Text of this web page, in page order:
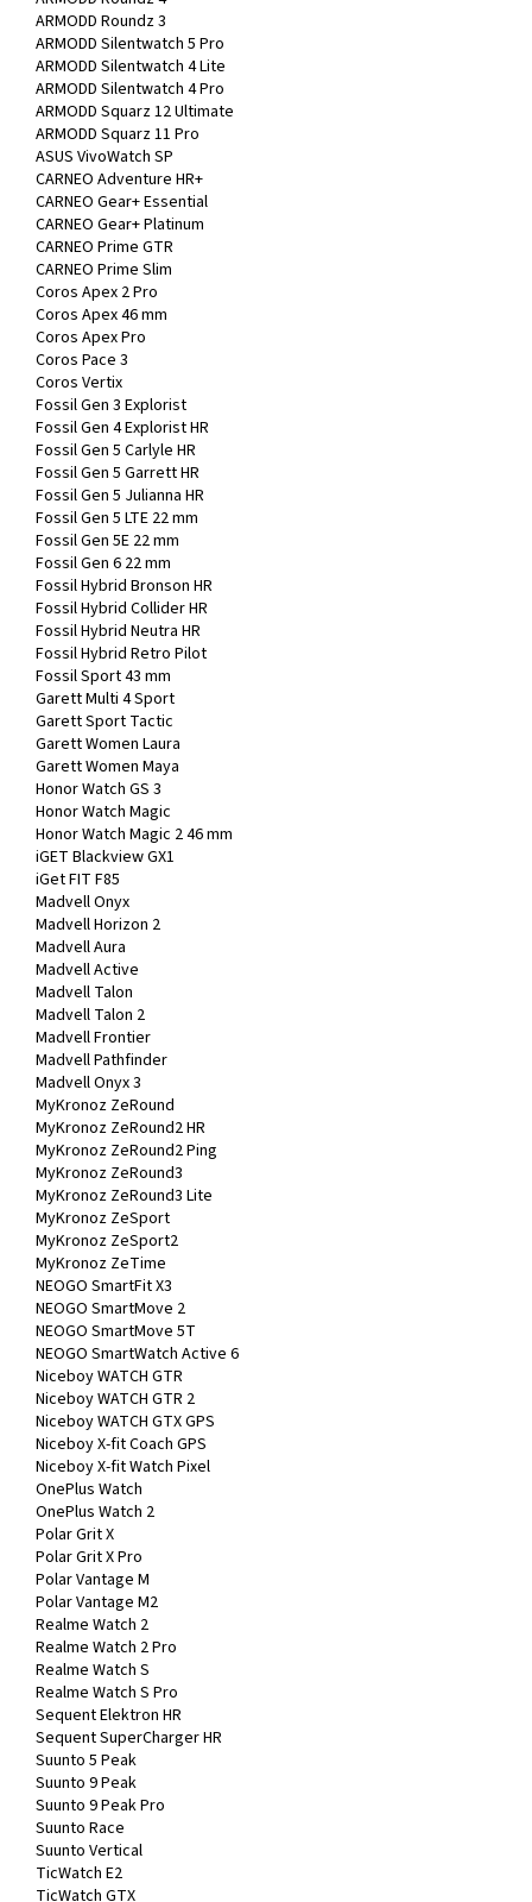
ARMODD Roundz 3
ARMODD Silentwatch 5 Pro
ARMODD Silentwatch 4 Lite
ARMODD Silentwatch 4 Pro
ARMODD Squarz 12 Ultimate
ARMODD Squarz 11 Pro
ASUS VivoWatch SP
CARNEO Adventure HR+
CARNEO Gear+ Essential
CARNEO Gear+ Platinum
CARNEO Prime GTR
CARNEO Prime Slim
Coros Apex 2 Pro
Coros Apex 46 mm
Coros Apex Pro
Coros Pace 3
Coros Vertix
Fossil Gen 3 Explorist
Fossil Gen 4 Explorist HR
Fossil Gen 5 Carlyle HR
Fossil Gen 5 Garrett HR
Fossil Gen 5 Julianna HR
Fossil Gen 5 LTE 22 mm
Fossil Gen 5E 22 mm
Fossil Gen 6 22 mm
Fossil Hybrid Bronson HR
Fossil Hybrid Collider HR
Fossil Hybrid Neutra HR
Fossil Hybrid Retro Pilot
Fossil Sport 43 mm
Garett Multi 4 Sport
Garett Sport Tactic
Garett Women Laura
Garett Women Maya
Honor Watch GS 3
Honor Watch Magic
Honor Watch Magic 2 46 mm
iGET Blackview GX1
iGet FIT F85
Madvell Onyx
Madvell Horizon 2
Madvell Aura
Madvell Active
Madvell Talon
Madvell Talon 2
Madvell Frontier
Madvell Pathfinder
Madvell Onyx 3
MyKronoz ZeRound
MyKronoz ZeRound2 HR
MyKronoz ZeRound2 Ping
MyKronoz ZeRound3
MyKronoz ZeRound3 Lite
MyKronoz ZeSport
MyKronoz ZeSport2
MyKronoz ZeTime
NEOGO SmartFit X3
NEOGO SmartMove 2
NEOGO SmartMove 5T
NEOGO SmartWatch Active 6
Niceboy WATCH GTR
Niceboy WATCH GTR 2
Niceboy WATCH GTX GPS
Niceboy X-fit Coach GPS
Niceboy X-fit Watch Pixel
OnePlus Watch
OnePlus Watch 2
Polar Grit X
Polar Grit X Pro
Polar Vantage M
Polar Vantage M2
Realme Watch 2
Realme Watch 2 Pro
Realme Watch S
Realme Watch S Pro
Sequent Elektron HR
Sequent SuperCharger HR
Suunto 5 Peak
Suunto 9 Peak
Suunto 9 Peak Pro
Suunto Race
Suunto Vertical
TicWatch E2
TicWatch GTX